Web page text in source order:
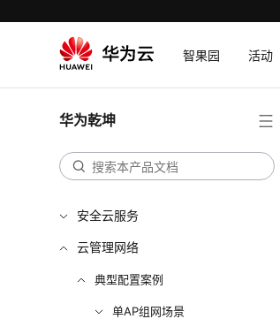
智果园 活动
华为乾坤
安全云服务
云管理网络
典型配置案例
单AP组网场景